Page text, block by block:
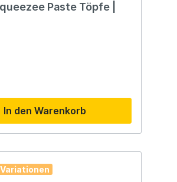
Paste Töpfe |
In den Warenkorb